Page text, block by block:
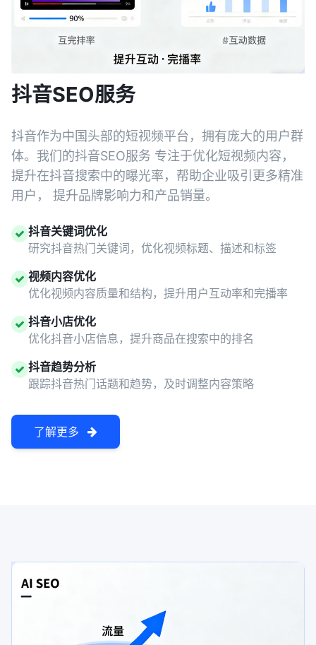
抖音SEO服务
抖音作为中国头部的短视频平台，拥有庞大的用户群
体。我们的抖音SEO服务 专注于优化短视频内容，
提升在抖音搜索中的曝光率，帮助企业吸引更多精准
用户， 提升品牌影响力和产品销量。
抖音关键词优化
研究抖音热门关键词，优化视频标题、描述和标签
视频内容优化
优化视频内容质量和结构，提升用户互动率和完播率
抖音小店优化
优化抖音小店信息，提升商品在搜索中的排名
抖音趋势分析
跟踪抖音热门话题和趋势，及时调整内容策略
了解更多